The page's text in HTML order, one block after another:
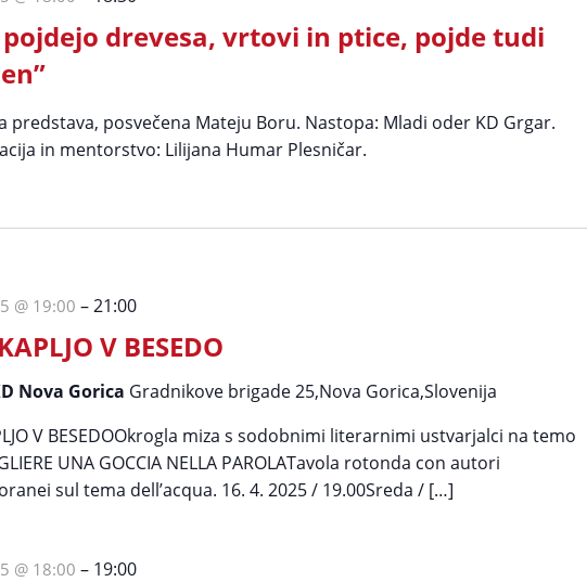
pojdejo drevesa, vrtovi in ptice, pojde tudi
predstava, posvečena Mateju Boru. Nastopa: Mladi oder KD Grgar.
in mentorstvo: Lilijana Humar Plesničar.
V BESEDO
@ 19:00 –21:00
Nova Gorica Gradnikove brigade 25,Nova Gorica,Slovenija
V BESEDOOkrogla miza s sodobnimi literarnimi ustvarjalci na temo
UNA GOCCIA NELLA PAROLATavola rotonda con autori
sul tema dell’acqua. 16. 4. 2025 / 19.00Sreda / […]
@ 18:00 – 19:00